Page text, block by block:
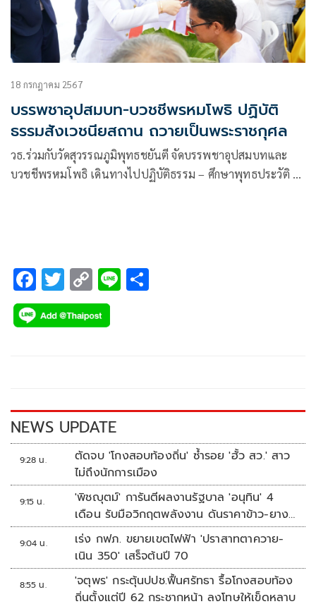
18 กรกฎาคม 2567
บรรพชาอุปสมบท-บวชชีพรหมโพธิ ปฏิบัติ
ธรรมสังเวชนียสถาน ถวายเป็นพระราชกุศล
วธ.ร่วมกับวัดสุวรรณภูมิพุทธชยันตี จัดบรรพชาอุปสมบทและ
บวชชีพรหมโพธิ เดินทางไปปฏิบัติธรรม – ศึกษาพุทธประวัติ ณ
F
ac
e
k
T
wi
tt
C
o
p
k
Li
NEWS UPDATE
9:28 น.
ตัดจบ 'โกงสอบท้องถิ่น' ซ้ำรอย 'ฮั้ว สว.' สาว
ไม่ถึงนักการเมือง
9:15 น.
'พิชญุตม์' การันตีผลงานรัฐบาล 'อนุทิน' 4
เดือน รับมือวิกฤตพลังงาน ดันราคาข้าว-ยาง-
ปาล์ม พุ่งต่อเนื่อง พร้อมอัดมาตรการช่วยลด
ต้นทุน-ขยายตลาดโลก
9:04 น.
เร่ง กฟภ. ขยายเขตไฟฟ้า 'ปราสาทตาควาย-
เนิน 350' เสร็จต้นปี 70
8:55 น.
'จตุพร' กระตุ้นปปช.ฟื้นศรัทธา รื้อโกงสอบท้อง
ถิ่นตั้งแต่ปี 62 กระชากหน้า ลงโทษให้เข็ดหลาบ